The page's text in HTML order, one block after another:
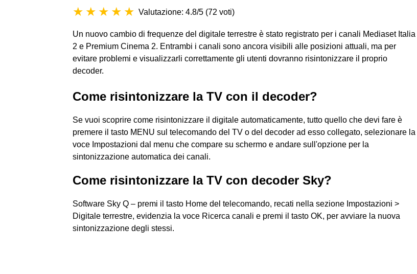
Valutazione: 4.8/5 (72 voti)
Un nuovo cambio di frequenze del digitale terrestre è stato registrato per i canali Mediaset Italia
2 e Premium Cinema 2. Entrambi i canali sono ancora visibili alle posizioni attuali, ma per
evitare problemi e visualizzarli correttamente gli utenti dovranno risintonizzare il proprio
decoder.
Come risintonizzare la TV con il decoder?
Se vuoi scoprire come risintonizzare il digitale automaticamente, tutto quello che devi fare è
premere il tasto MENU sul telecomando del TV o del decoder ad esso collegato, selezionare la
voce Impostazioni dal menu che compare su schermo e andare sull'opzione per la
sintonizzazione automatica dei canali.
Come risintonizzare la TV con decoder Sky?
Software Sky Q – premi il tasto Home del telecomando, recati nella sezione Impostazioni >
Digitale terrestre, evidenzia la voce Ricerca canali e premi il tasto OK, per avviare la nuova
sintonizzazione degli stessi.